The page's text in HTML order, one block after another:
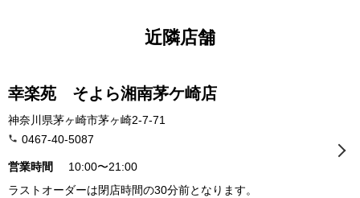
近隣店舗
幸楽苑 そよら湘南茅ケ崎店
神奈川県茅ヶ崎市茅ヶ崎2-7-71
0467-40-5087
営業時間
10:00〜21:00
ラストオーダーは閉店時間の30分前となります。